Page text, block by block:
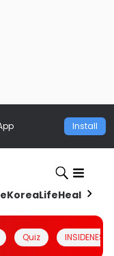
Install
KoreaLifeHealth
Quiz INSIDENESIA